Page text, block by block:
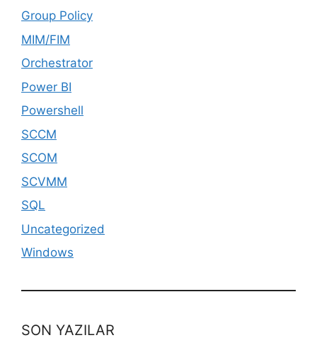
Group Policy
MIM/FIM
Orchestrator
Power BI
Powershell
SCCM
SCOM
SCVMM
SQL
Uncategorized
Windows
SON YAZILAR